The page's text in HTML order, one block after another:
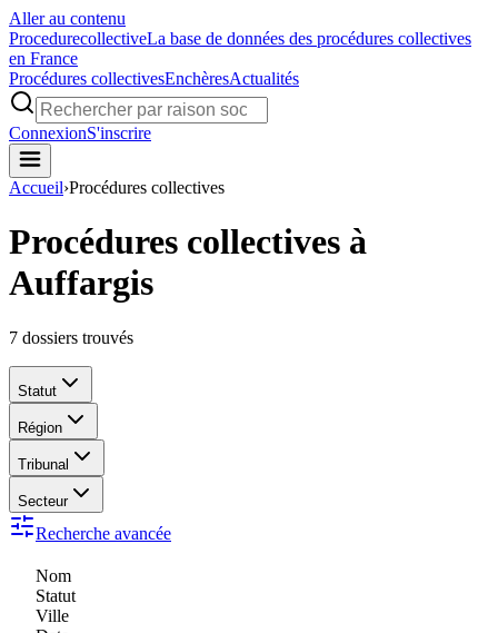
Aller au contenu
ProcedurecollectiveLa base de données des procédures collectives
en France
Procédures collectivesEnchèresActualités
ConnexionS'inscrire
Accueil›Procédures collectives
Procédures collectives à
Auffargis
7 dossiers trouvés
Statut
Région
Tribunal
Secteur
Recherche avancée
Nom
Statut
Ville